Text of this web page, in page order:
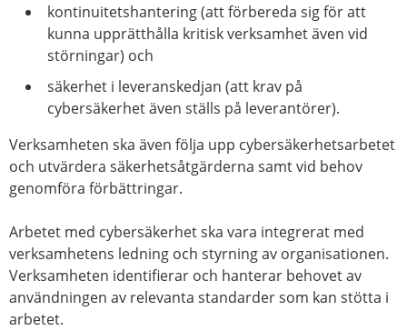
kontinuitetshantering (att förbereda sig för att
kunna upprätthålla kritisk verksamhet även vid
störningar) och
säkerhet i leveranskedjan (att krav på
cybersäkerhet även ställs på leverantörer).
Verksamheten ska även följa upp cybersäkerhetsarbetet
och utvärdera säkerhetsåtgärderna samt vid behov
genomföra förbättringar.
Arbetet med cybersäkerhet ska vara integrerat med
verksamhetens ledning och styrning av organisationen.
Verksamheten identifierar och hanterar behovet av
användningen av relevanta standarder som kan stötta i
arbetet.